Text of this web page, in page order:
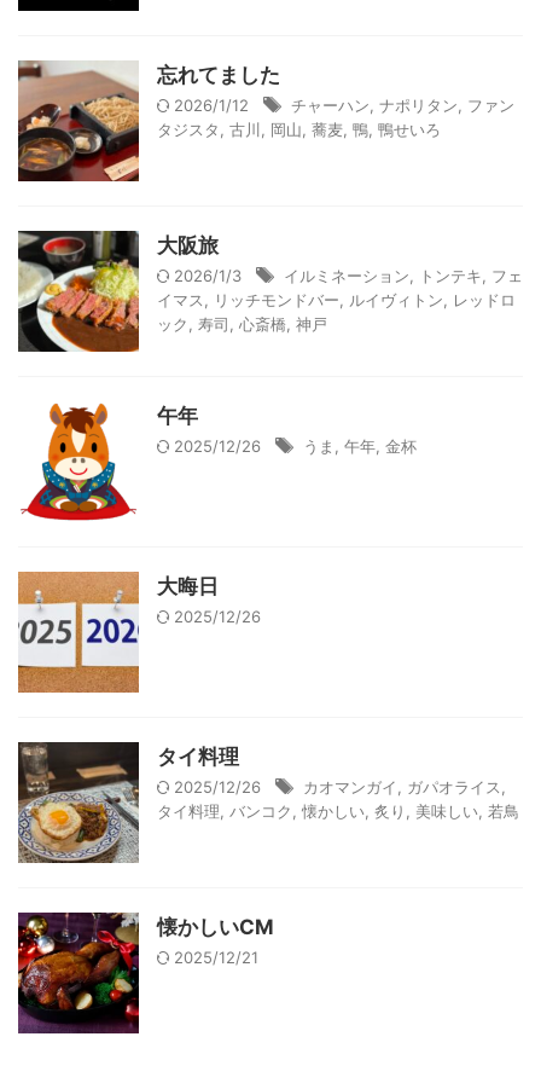
忘れてました
2026/1/12 チャーハン, ナポリタン, ファン
タジスタ, 古川, 岡山, 蕎麦, 鴨, 鴨せいろ
大阪旅
2026/1/3 イルミネーション, トンテキ, フェ
イマス, リッチモンドバー, ルイヴィトン, レッドロ
ック, 寿司, 心斎橋, 神戸
午年
2025/12/26 うま , 午年, 金杯
大晦日
2025/12/26
タイ料理
2025/12/26 カオマンガイ, ガパオライス,
タイ料理, バンコク, 懐かしい, 炙り , 美味しい, 若鳥
懐かしいCM
2025/12/21